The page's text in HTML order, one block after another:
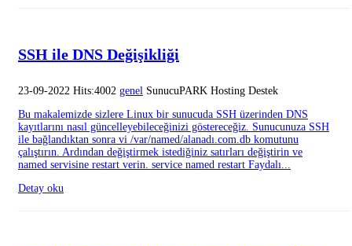
SSH ile DNS Değişikliği
23-09-2022 Hits:4002 genel SunucuPARK Hosting Destek
Bu makalemizde sizlere Linux bir sunucuda SSH üzerinden DNS
kayıtlarını nasıl güncelleyebileceğinizi göstereceğiz. Sunucunuza SSH
ile bağlandıktan sonra vi /var/named/alanadı.com.db komutunu
çalıştırın. Ardından değiştirmek istediğiniz satırları değiştirin ve
named servisine restart verin. service named restart Faydalı...
Detay oku